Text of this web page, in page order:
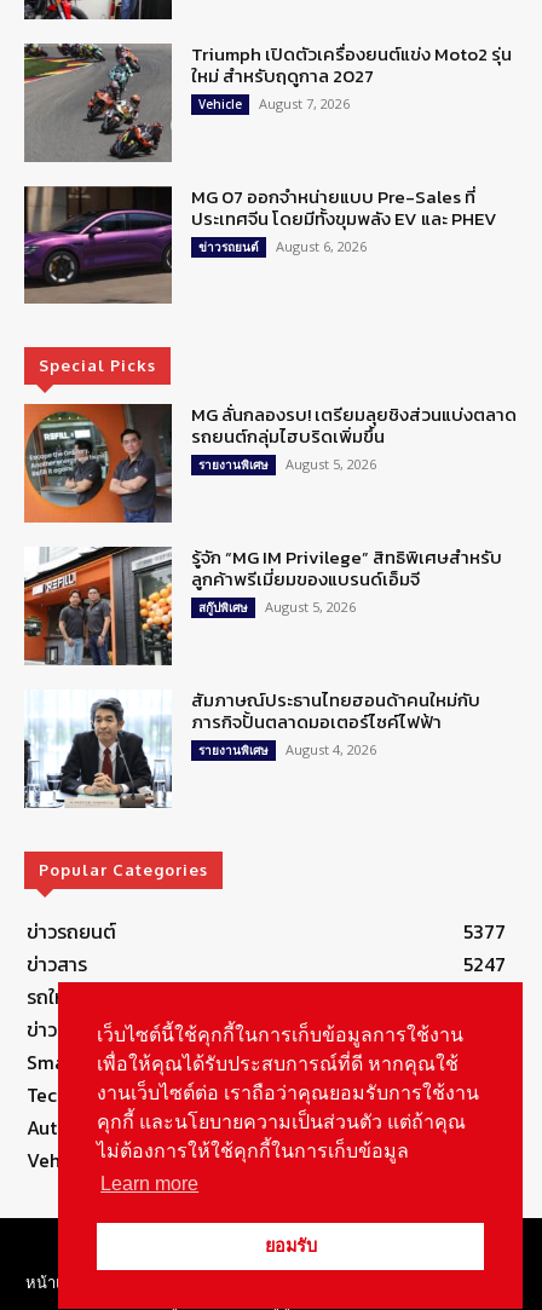
Triumph เปิดตัวเครื่องยนต์แข่ง Moto2 รุ่น
ใหม่ สำหรับฤดูกาล 2027
Vehicle August 7, 2026
MG 07 ออกจำหน่ายแบบ Pre-Sales ที่
ประเทศจีน โดยมีทั้งขุมพลัง EV และ PHEV
ข่าวรถยนต์ August 6, 2026
Special Picks
MG ลั่นกลองรบ! เตรียมลุยชิงส่วนแบ่งตลาด
รถยนต์กลุ่มไฮบริดเพิ่มขึ้น
รายงานพิเศษ August 5, 2026
รู้จัก “MG IM Privilege” สิทธิพิเศษสำหรับ
ลูกค้าพรีเมี่ยมของแบรนด์เอ็มจี
สกู๊ปพิเศษ August 5, 2026
สัมภาษณ์ประธานไทยฮอนด้าคนใหม่กับ
ภารกิจปั้นตลาดมอเตอร์ไซค์ไฟฟ้า
รายงานพิเศษ August 4, 2026
Popular Categories
ข่าวรถยนต์
5377
ข่าวสาร
5247
รถใหม่
ข่าวประชาสัมพันธ์
Smart Life
Technology
Autolife Lifestyle
Vehicle
© Copyright 2021, All Rights Reserved Autolifethailand
หน้าแรก
เว็บไซต์นี้ใช้คุกกี้ในการเก็บข้อมูลการใช้งาน
เพื่อให้คุณได้รับประสบการณ์ที่ดี หากคุณใช้
งานเว็บไซต์ต่อ เราถือว่าคุณยอมรับการใช้งาน
คุกกี้ และนโยบายความเป็นส่วนตัว แต่ถ้าคุณ
ไม่ต้องการให้ใช้คุกกี้ในการเก็บข้อมูล
Learn more
ยอมรับ